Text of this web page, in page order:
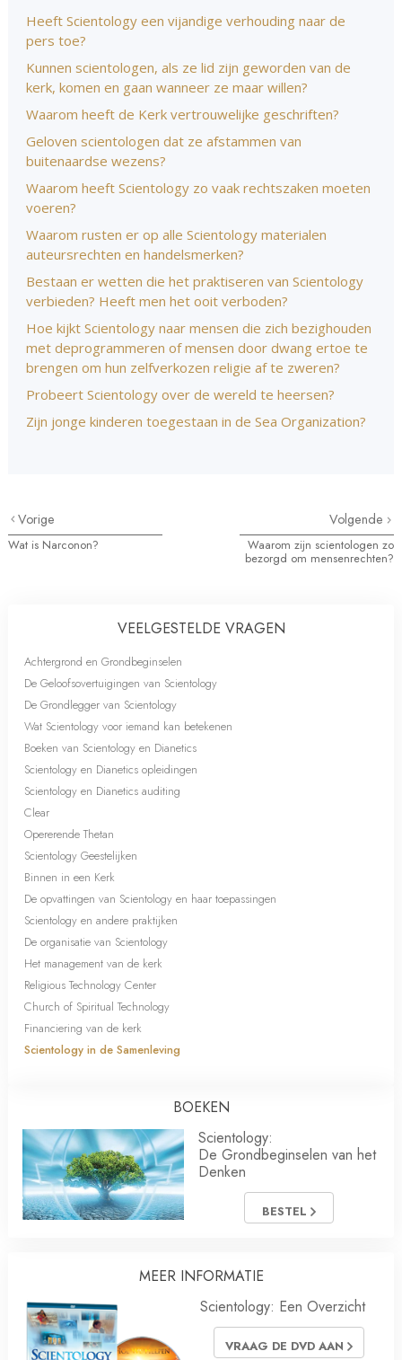
Heeft Scientology een vijandige verhouding naar de
pers toe?
Kunnen scientologen, als ze lid zijn geworden van de
kerk, komen en gaan wanneer ze maar willen?
Waarom heeft de Kerk vertrouwelijke geschriften?
Geloven scientologen dat ze afstammen van
buitenaardse wezens?
Waarom heeft Scientology zo vaak rechtszaken moeten
voeren?
Waarom rusten er op alle Scientology materialen
auteursrechten en handelsmerken?
Bestaan er wetten die het praktiseren van Scientology
verbieden? Heeft men het ooit verboden?
Hoe kijkt Scientology naar mensen die zich bezighouden
met deprogrammeren of mensen door dwang ertoe te
brengen om hun zelfverkozen religie af te zweren?
Probeert Scientology over de wereld te heersen?
Zijn jonge kinderen toegestaan in de Sea Organization?
Vorige
Wat is Narconon?
Volgende
Waarom zijn scientologen zo
bezorgd om mensenrechten?
VEELGESTELDE VRAGEN
Achtergrond en Grondbeginselen
De Geloofsovertuigingen van Scientology
De Grondlegger van Scientology
Wat Scientology voor iemand kan betekenen
Boeken van Scientology en Dianetics
Scientology en Dianetics opleidingen
Scientology en Dianetics auditing
Clear
Opererende Thetan
Scientology Geestelijken
Binnen in een Kerk
De opvattingen van Scientology en haar toepassingen
Scientology en andere praktijken
De organisatie van Scientology
Het management van de kerk
Religious Technology Center
Church of Spiritual Technology
Financiering van de kerk
Scientology in de Samenleving
BOEKEN
Scientology:
De Grondbeginselen van het
Denken
BESTEL
MEER INFORMATIE
Scientology: Een Overzicht
VRAAG DE DVD AAN